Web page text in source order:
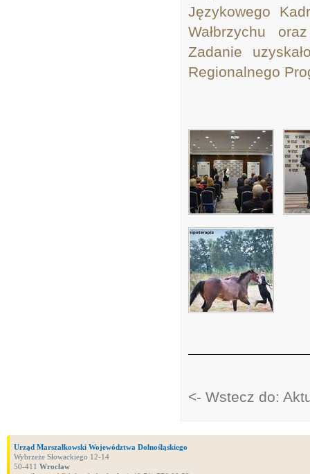
Językowego
Wałbrzychu
Zadanie
Regionalnego
<- Wstecz do:
Urząd Marszałkowski Województwa Dolnośląskiego
Wybrzeże Słowackiego 12-14
50-411 Wrocław